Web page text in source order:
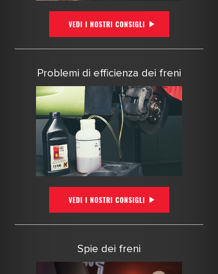
VEDI I NOSTRI CONSIGLI
Problemi di efficienza dei freni
VEDI I NOSTRI CONSIGLI
Spie dei freni